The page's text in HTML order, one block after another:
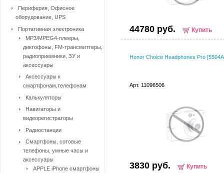
44780 руб. Купить
Honor Choice Headphones Pro
Арт. 11096506
3830 руб. Купить
Периферия, Офисное
оборудование, UPS
Портативная электроника
MP3/MPEG4-плееры,
диктофоны, FM-трансмиттеры,
радиоприемники, ЗУ и
аксессуары
Аксессуары к
смартфонам,телефонам
Калькуляторы
Навигаторы и
видеорегистраторы
Радиостанции
Смартфоны, сотовые
телефоны, умные часы и
аксессуары
APPLE iPhone смартфоны